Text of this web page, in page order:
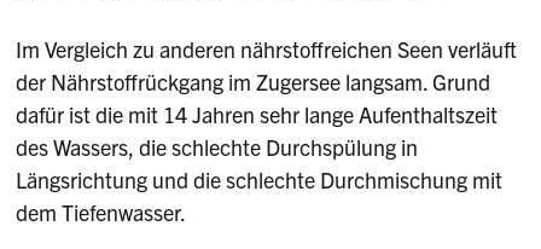
Im Vergleich zu anderen nährstoffreichen Seen verläuft
der Nährstoffrückgang im Zugersee langsam. Grund
dafür ist die mit 14 Jahren sehr lange Aufenthaltszeit
des Wassers, die schlechte Durchspülung in
Längsrichtung und die schlechte Durchmischung mit
dem Tiefenwasser.